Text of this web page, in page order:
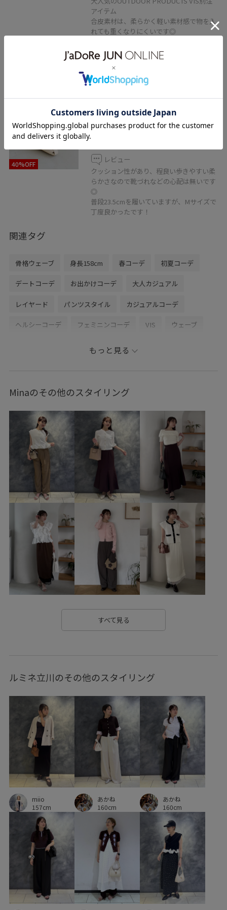
アイテム
合皮素材は、柔らかく軽い素材感で物を入
れても重くなりにくいです◎
出来ます！
40%OFF
VIS
グルカフラットシューズ
キナリ / M
レビュー
クッション性があり、程良い歩きやすい柔
らかさなので靴づれなどの心配は無いです
◎
普段23.5cmを履いていますが、Mサイズで
丁度良かったです！
関連タグ
骨格ウェーブ 身長158cm 春コーデ 初夏コーデ
デートコーデ お出かけコーデ 大人カジュアル
レイヤード パンツスタイル カジュアルコーデ
ヘルシーコーデ フェミニンコーデ VIS ウェーブ
トップス
パンプス 財布/小物 バンダナ/スカーフ
0318PRESS対象商品 Exclusive_GW MSpecial_pickup
Ssize_akisuda Tシャツ VIS_2026SS_POLO
VIS_2026SS_POLO2 vis_okazakisae_may VIS_outdoor
VIS_outdoor2 vis_pickuppants vis_pickuptops
vis_pickup_july_bag VIS_smallsize Wpickup_items
Wshoes_pickup Wtops_pickup お手入れしやすい
お気に入りアイテム_pickup お気に入り急上昇_pickup
きれいに見える さらりとした
みんながチェックしているアイテム_pickup やや長め
スウェット スカーフ スッキリ スラックス
セットアップ セットアップ対象商品 ソフトタッチ
タック ダウン デイリーで活躍 デニムとの相性抜群
デニムに合わせる ドロストデザイン ニュアンスがある
ネイル ビスチェ ピンタック ベルト
ベーシック ポリエステル マニッシュ リネン
リブ レイヤードスタイル ロングスカート
ワイドパンツ 伸縮性 冷んやり
別注アイテム 別注コラボバッグ 取り外し可能
合わせやすい 女性らしさ 履きやすい 抜け感
洗濯OK 洗濯機で洗える
甲高 疲れにくい 着心地が良い 知的
もっと見る
Minaのその他のスタイリング
すべて見る
ルミネ立川のその他のスタイリング
miio
157cm
あかね
160cm
あかね
160cm